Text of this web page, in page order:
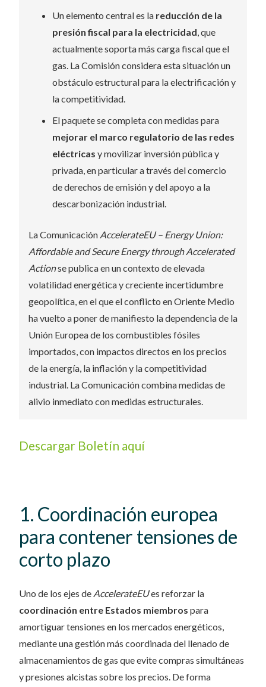
Un elemento central es la reducción de la
presión fiscal para la electricidad, que
actualmente soporta más carga fiscal que el
gas. La Comisión considera esta situación un
obstáculo estructural para la electrificación y
la competitividad.
El paquete se completa con medidas para
mejorar el marco regulatorio de las redes
eléctricas y movilizar inversión pública y
privada, en particular a través del comercio
de derechos de emisión y del apoyo a la
descarbonización industrial.
LaComunicación AccelerateEU – Energy Union:
Affordable and Secure Energy through Accelerated
Actionse publica en un contexto de elevada
volatilidad energética y creciente incertidumbre
geopolítica, en el que el conflicto en Oriente Medio
ha vuelto a poner de manifiesto la dependencia de la
Unión Europea de los combustibles fósiles
importados, con impactos directos en los precios
de la energía, la inflación y la competitividad
industrial. La Comunicación combina medidas de
alivio inmediato con medidas estructurales.
Descargar Boletín aquí
1. Coordinación europea
para contener tensiones de
corto plazo
Uno de los ejes de AccelerateEUes reforzar la
coordinación entre Estados miembros para
amortiguar tensiones en los mercados energéticos,
mediante una gestión más coordinada del llenado de
almacenamientos de gas que evite compras simultáneas
y presiones alcistas sobre los precios. De forma